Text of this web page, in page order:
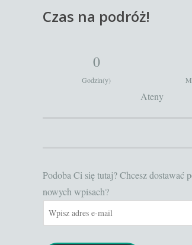
Czas na podróż!
0
Godzin(y)
Ateny
Podoba Ci się tutaj? Chcesz dostawać
nowych wpisach?
Wpisz
adres